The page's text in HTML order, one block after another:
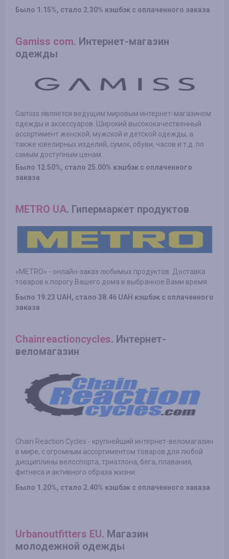
Было 1.15%, стало 2.30% кэшбэк с оплаченного заказа
Gamiss com. Интернет-магазин
одежды
Gamiss является ведущим мировым интернет-магазином
одежды и аксессуаров. Широкий высококачественный
ассортимент женской, мужской и детской одежды, а
также ювелирных изделий, сумок, обуви, часов и т.д. по
самым доступным ценам.
Было 12.50%, стало 25.00% кэшбэк с оплаченного
заказа
METRO UA. Гипермаркет продуктов
«METRO» - онлайн-заказ любимых продуктов. Доставка
товаров к порогу Вашего дома в выбранное Вами время.
Было 19.23 UAH, стало 38.46 UAH кэшбэк с оплаченного
заказа
Сhainreactioncycles. Интернет-
веломагазин
Chain Reaction Cycles - крупнейший интернет-веломагазин
в мире, с огромным ассортиментом товаров для любой
дисциплины велоспорта, триатлона, бега, плавания,
фитнеса и активного образа жизни.
Было 1.20%, стало 2.40% кэшбэк с оплаченного заказа
Urbanoutfitters EU. Магазин
молодежной одежды